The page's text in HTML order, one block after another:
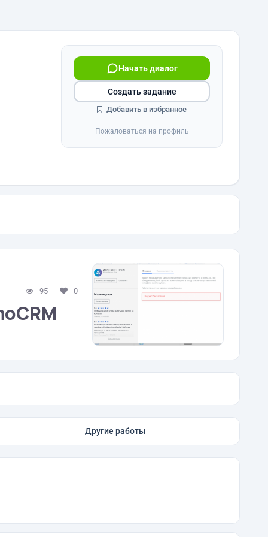
Начать диалог
Создать задание
Добавить в избранное
Пожаловаться на профиль
95 0
Другие работы